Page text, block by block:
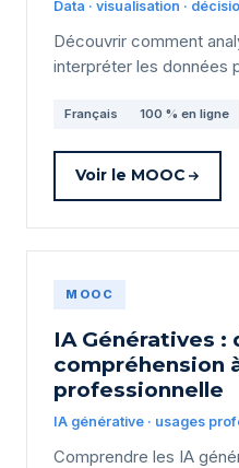
Data · visualisation ·
Découvrir comment
interpréter les données
Français 100 % en ligne
Voir le MOOC
MOOC
IA Génératives :
compréhension
professionnelle
IA générative · usages
Comprendre les IA